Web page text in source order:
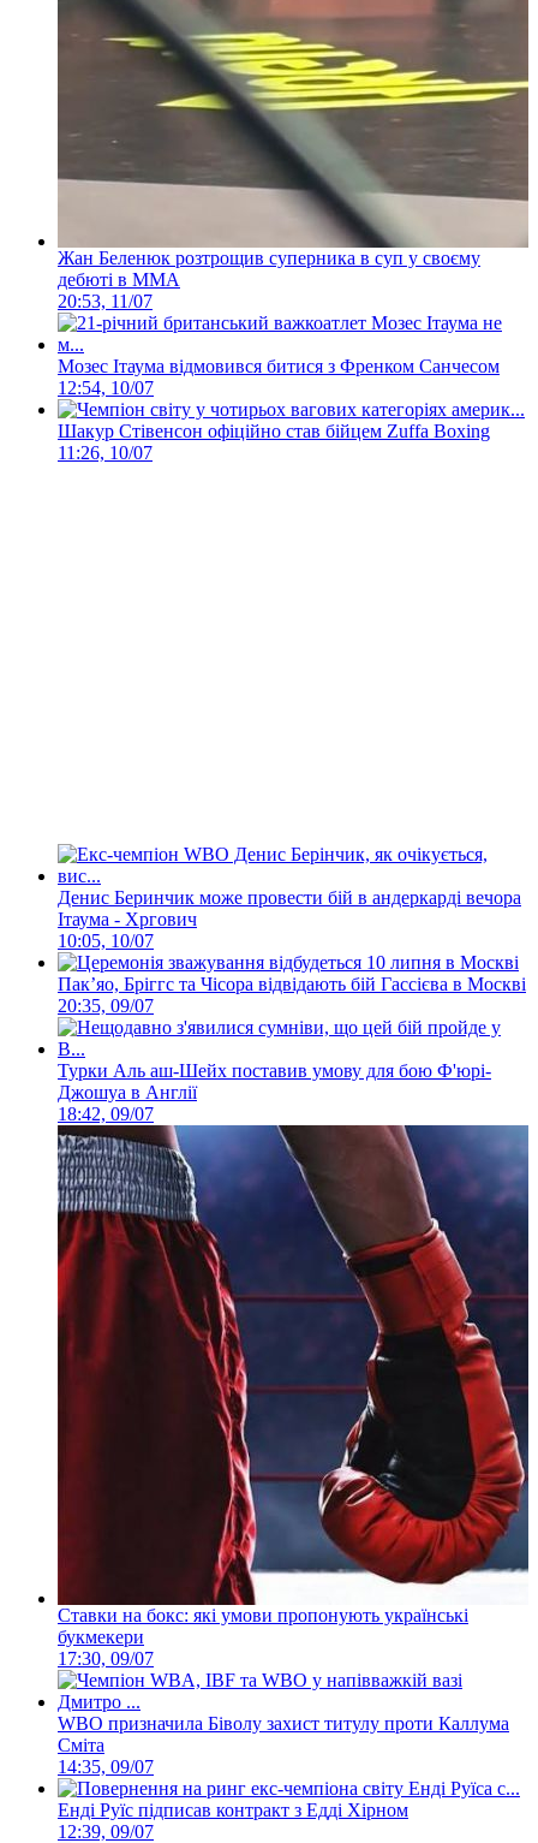
Жан Беленюк розтрощив суперника в суп у своєму
дебюті в ММА
20:53, 11/07
Мозес Ітаума відмовився битися з Френком Санчесом
12:54, 10/07
Шакур Стівенсон офіційно став бійцем Zuffa Boxing
11:26, 10/07
Денис Беринчик може провести бій в андеркарді вечора
Ітаума - Хргович
10:05, 10/07
Пакʼяо, Бріггс та Чісора відвідають бій Гассієва в Москві
20:35, 09/07
Турки Аль аш-Шейх поставив умову для бою Ф'юрі-
Джошуа в Англії
18:42, 09/07
Ставки на бокс: які умови пропонують українські
букмекери
17:30, 09/07
WBO призначила Біволу захист титулу проти Каллума
Сміта
14:35, 09/07
Енді Руїс підписав контракт з Едді Хірном
12:39, 09/07